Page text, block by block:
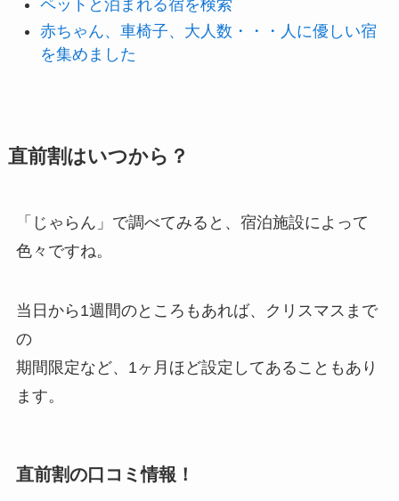
ペットと泊まれる宿を検索
赤ちゃん、車椅子、大人数・・・人に優しい宿
を集めました
直前割はいつから？
「じゃらん」で調べてみると、宿泊施設によって
色々ですね。
当日から1週間のところもあれば、クリスマスまで
の
期間限定など、1ヶ月ほど設定してあることもあり
ます。
直前割の口コミ情報！